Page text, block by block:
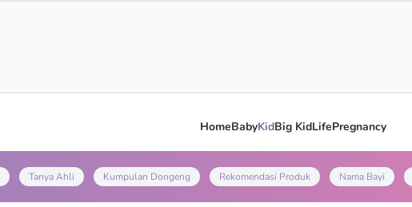
HomeBabyKidBig KidLifePregnancy
Tanya Ahli Kumpulan Dongeng Rekomendasi Produk Nama Bayi